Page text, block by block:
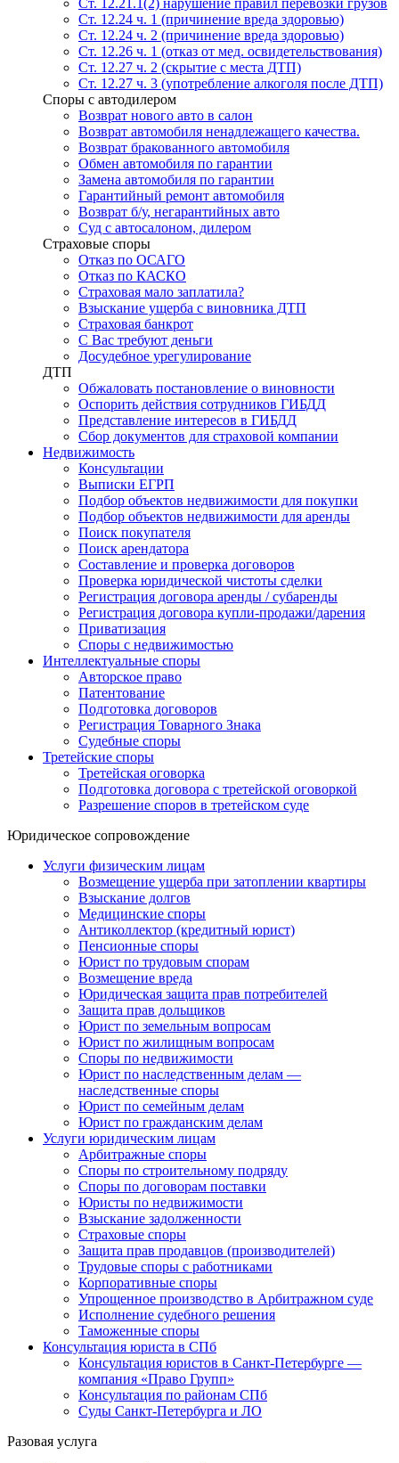
Ст. 12.21.1(2) нарушение правил перевозки грузов
Ст. 12.24 ч. 1 (причинение вреда здоровью)
Ст. 12.24 ч. 2 (причинение вреда здоровью)
Ст. 12.26 ч. 1 (отказ от мед. освидетельствования)
Ст. 12.27 ч. 2 (скрытие с места ДТП)
Ст. 12.27 ч. 3 (употребление алкоголя после ДТП)
Споры с автодилером
Возврат нового авто в салон
Возврат автомобиля ненадлежащего качества.
Возврат бракованного автомобиля
Обмен автомобиля по гарантии
Замена автомобиля по гарантии
Гарантийный ремонт автомобиля
Возврат б/у, негарантийных авто
Суд с автосалоном, дилером
Страховые споры
Отказ по ОСАГО
Отказ по КАСКО
Страховая мало заплатила?
Взыскание ущерба с виновника ДТП
Страховая банкрот
С Вас требуют деньги
Досудебное урегулирование
ДТП
Обжаловать постановление о виновности
Оспорить действия сотрудников ГИБДД
Представление интересов в ГИБДД
Сбор документов для страховой компании
Недвижимость
Консультации
Выписки ЕГРП
Подбор объектов недвижимости для покупки
Подбор объектов недвижимости для аренды
Поиск покупателя
Поиск арендатора
Составление и проверка договоров
Проверка юридической чистоты сделки
Регистрация договора аренды / субаренды
Регистрация договора купли-продажи/дарения
Приватизация
Cпоры с недвижимостью
Интеллектуальные споры
Авторское право
Патентование
Подготовка договоров
Регистрация Товарного Знака
Судебные споры
Третейские споры
Третейская оговорка
Подготовка договора с третейской оговоркой
Разрешение споров в третейском суде
Юридическое сопровождение
Услуги физическим лицам
Возмещение ущерба при затоплении квартиры
Взыскание долгов
Медицинские споры
Антиколлектор (кредитный юрист)
Пенсионные споры
Юрист по трудовым спорам
Возмещение вреда
Юридическая защита прав потребителей
Защита прав дольщиков
Юрист по земельным вопросам
Юрист по жилищным вопросам
Споры по недвижимости
Юрист по наследственным делам —
наследственные споры
Юрист по семейным делам
Юрист по гражданским делам
Услуги юридическим лицам
Арбитражные споры
Споры по строительному подряду
Споры по договорам поставки
Юристы по недвижимости
Взыскание задолженности
Страховые споры
Защита прав продавцов (производителей)
Трудовые споры с работниками
Корпоративные споры
Упрощенное производство в Арбитражном суде
Исполнение судебного решения
Таможенные споры
Консультация юриста в СПб
Консультация юристов в Санкт-Петербурге —
компания «Право Групп»
Консультация по районам СПб
Суды Санкт-Петербурга и ЛО
Разовая услуга